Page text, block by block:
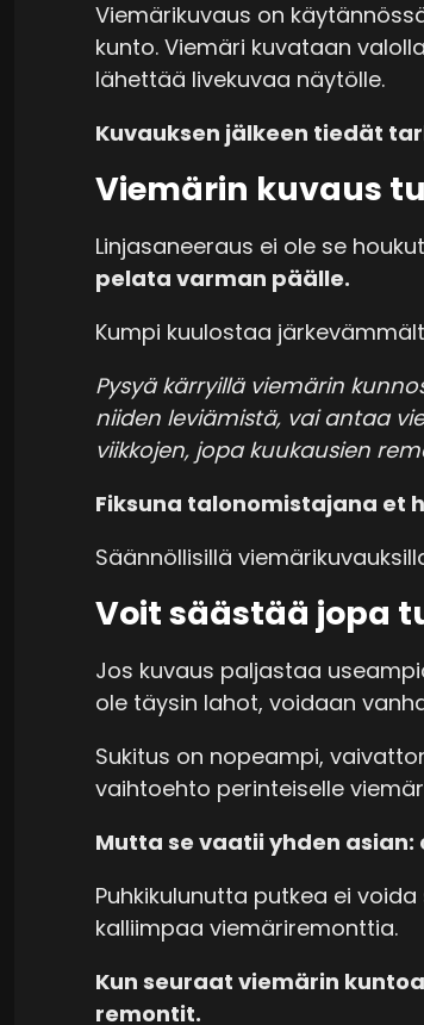
Viemärikuvaus on
kunto. Viemäri kuvataan
lähettää livekuvaa näytölle.
Kuvauksen jälkeen tiedät
Viemärin kuvaus
Linjasaneeraus ei ole se
pelata varman päälle.
Kumpi kuulostaa
Pysyä kärryillä viemärin
niiden leviämistä, vai antaa
viikkojen, jopa kuukausien
Fiksuna talonomistajana et
Säännöllisillä
Voit säästää jopa
Jos kuvaus paljastaa
ole täysin lahot, voidaan
Sukitus on nopeampi,
vaihtoehto perinteiselle
Mutta se vaatii yhden asian:
Puhkikulunutta putkea ei
kalliimpaa viemäriremonttia.
Kun seuraat viemärin
remontit.